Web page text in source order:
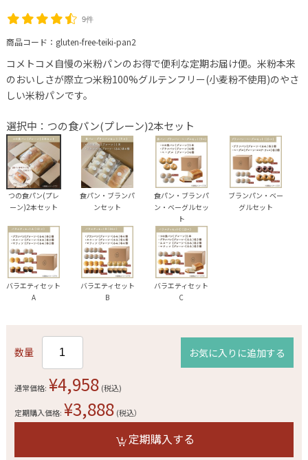
9件
商品コード： gluten-free-teiki-pan2
コメトコメ自慢の米粉パンのお得で便利な定期お届け便。米粉本来
のおいしさが際立つ米粉100%グルテンフリー(小麦粉不使用)のやさ
しい米粉パンです。
選択中：つの食パン(プレーン)2本セット
つの食パン(プレ
ーン)2本セット
食パン・ブランパ
ンセット
食パン・ブランパ
ン・ベーグルセッ
ト
ブランパン・ベー
グルセット
バラエティセット
A
バラエティセット
B
バラエティセット
C
数量 お気に入りに追加する
通常価格: ¥4,958 (税込)
定期購入価格: ¥3,888 (税込）
定期購入する